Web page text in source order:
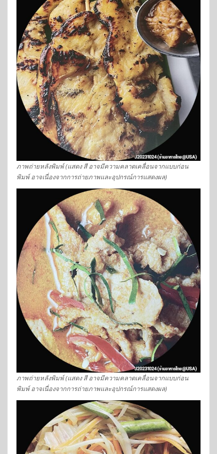
ภาพถ่ายหลังพิมพ์ (แสดง สี อาจมีความคลาดเคลื่อนจากแบบก่อน
พิมพ์ อาจเนื่องจากการถ่ายภาพและอุปกรณ์การแสดงผล)
ภาพถ่ายหลังพิมพ์ (แสดง สี อาจมีความคลาดเคลื่อนจากแบบก่อน
พิมพ์ อาจเนื่องจากการถ่ายภาพและอุปกรณ์การแสดงผล)